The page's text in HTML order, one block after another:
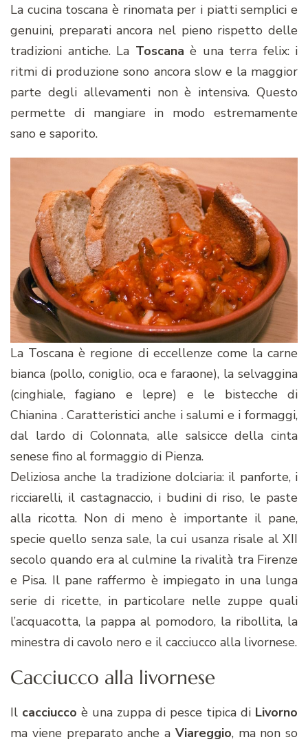
La cucina toscana è rinomata per i piatti semplici e
genuini, preparati ancora nel pieno rispetto delle
tradizioni antiche. La Toscana è una terra felix: i
ritmi di produzione sono ancora slow e la maggior
parte degli allevamenti non è intensiva. Questo
permette di mangiare in modo estremamente
sano e saporito.
La Toscana è regione di eccellenze come la carne
bianca (pollo, coniglio, oca e faraone), la selvaggina
(cinghiale, fagiano e lepre) e le bistecche di
Chianina . Caratteristici anche i salumi e i formaggi,
dal lardo di Colonnata, alle salsicce della cinta
senese fino al formaggio di Pienza.
Deliziosa anche la tradizione dolciaria: il panforte, i
ricciarelli, il castagnaccio, i budini di riso, le paste
alla ricotta. Non di meno è importante il pane,
specie quello senza sale, la cui usanza risale al XII
secolo quando era al culmine la rivalità tra Firenze
e Pisa. Il pane raffermo è impiegato in una lunga
serie di ricette, in particolare nelle zuppe quali
l’acquacotta, la pappa al pomodoro, la ribollita, la
minestra di cavolo nero e il cacciucco alla livornese.
Cacciucco alla livornese
Il cacciucco è una zuppa di pesce tipica di Livorno
ma viene preparato anche a Viareggio, ma non so